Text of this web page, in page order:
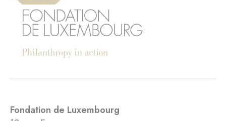
Fondation de Luxembourg